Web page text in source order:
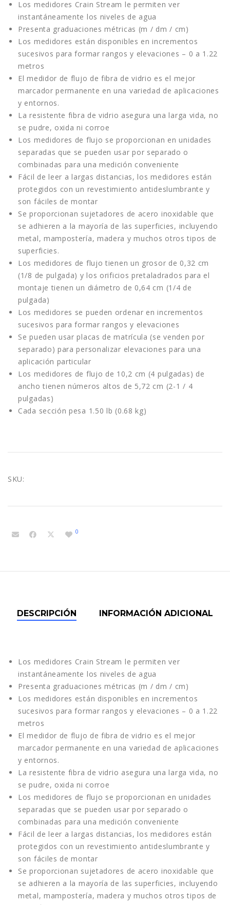
Los medidores Crain Stream le permiten ver
instantáneamente los niveles de agua
Presenta graduaciones métricas (m / dm / cm)
Los medidores están disponibles en incrementos
sucesivos para formar rangos y elevaciones – 0 a 1.22
metros
El medidor de flujo de fibra de vidrio es el mejor
marcador permanente en una variedad de aplicaciones
y entornos.
La resistente fibra de vidrio asegura una larga vida, no
se pudre, oxida ni corroe
Los medidores de flujo se proporcionan en unidades
separadas que se pueden usar por separado o
combinadas para una medición conveniente
Fácil de leer a largas distancias, los medidores están
protegidos con un revestimiento antideslumbrante y
son fáciles de montar
Se proporcionan sujetadores de acero inoxidable que
se adhieren a la mayoría de las superficies, incluyendo
metal, mampostería, madera y muchos otros tipos de
superficies.
Los medidores de flujo tienen un grosor de 0,32 cm
(1/8 de pulgada) y los orificios pretaladrados para el
montaje tienen un diámetro de 0,64 cm (1/4 de
pulgada)
Los medidores se pueden ordenar en incrementos
sucesivos para formar rangos y elevaciones
Se pueden usar placas de matrícula (se venden por
separado) para personalizar elevaciones para una
aplicación particular
Los medidores de flujo de 10,2 cm (4 pulgadas) de
ancho tienen números altos de 5,72 cm (2-1 / 4
pulgadas)
Cada sección pesa 1.50 lb (0.68 kg)
SKU:
0
DESCRIPCIÓN INFORMACIÓN ADICIONAL
Los medidores Crain Stream le permiten ver
instantáneamente los niveles de agua
Presenta graduaciones métricas (m / dm / cm)
Los medidores están disponibles en incrementos
sucesivos para formar rangos y elevaciones – 0 a 1.22
metros
El medidor de flujo de fibra de vidrio es el mejor
marcador permanente en una variedad de aplicaciones
y entornos.
La resistente fibra de vidrio asegura una larga vida, no
se pudre, oxida ni corroe
Los medidores de flujo se proporcionan en unidades
separadas que se pueden usar por separado o
combinadas para una medición conveniente
Fácil de leer a largas distancias, los medidores están
protegidos con un revestimiento antideslumbrante y
son fáciles de montar
Se proporcionan sujetadores de acero inoxidable que
se adhieren a la mayoría de las superficies, incluyendo
metal, mampostería, madera y muchos otros tipos de